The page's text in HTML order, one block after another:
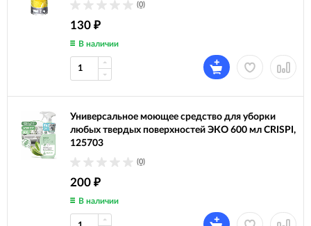
(0)
130 ₽
В наличии
Универсальное моющее средство для уборки
любых твердых поверхностей ЭКО 600 мл CRISPI,
125703
(0)
200 ₽
В наличии